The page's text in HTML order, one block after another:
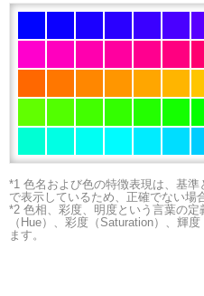
*1 色名および色の特徴表現は、基
で表示しているため、正確でない場
*2 色相、彩度、明度という言葉の定
（Hue）、彩度（Saturation）、輝
ます。